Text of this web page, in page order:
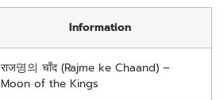
Information
राज명의 चाँद (Rajme ke Chaand) –
Moon of the Kings